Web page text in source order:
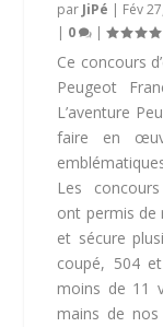
par JiPé | Fév
| 0 |
Ce concours
Peugeot
L’aventure
faire en
Les
ont permis de
et sécure
coupé, 504
moins de 11
mains de